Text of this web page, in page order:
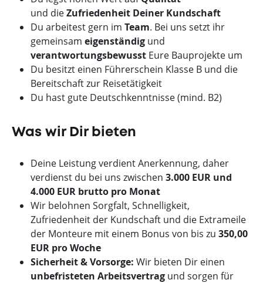
und dieZufriedenheit Deiner Kundschaft
Du arbeitest gern im Team. Bei uns setzt ihr
gemeinsam eigenständig und
verantwortungsbewusst Eure Bauprojekte um
Du besitzt einen Führerschein Klasse B und die
Bereitschaft zur Reisetätigkeit
Du hast gute Deutschkenntnisse (mind. B2)
Was wir Dir bieten
Deine Leistung verdient Anerkennung, daher
verdienst du bei uns zwischen 3.000 EUR und
4.000 EUR brutto pro Monat
Wir belohnen Sorgfalt, Schnelligkeit,
Zufriedenheit der Kundschaft und die Extrameile
der Monteure mit einem Bonus von bis zu 350,00
EUR pro Woche
Sicherheit & Vorsorge: Wir bieten Dir einen
unbefristeten Arbeitsvertrag und sorgen für